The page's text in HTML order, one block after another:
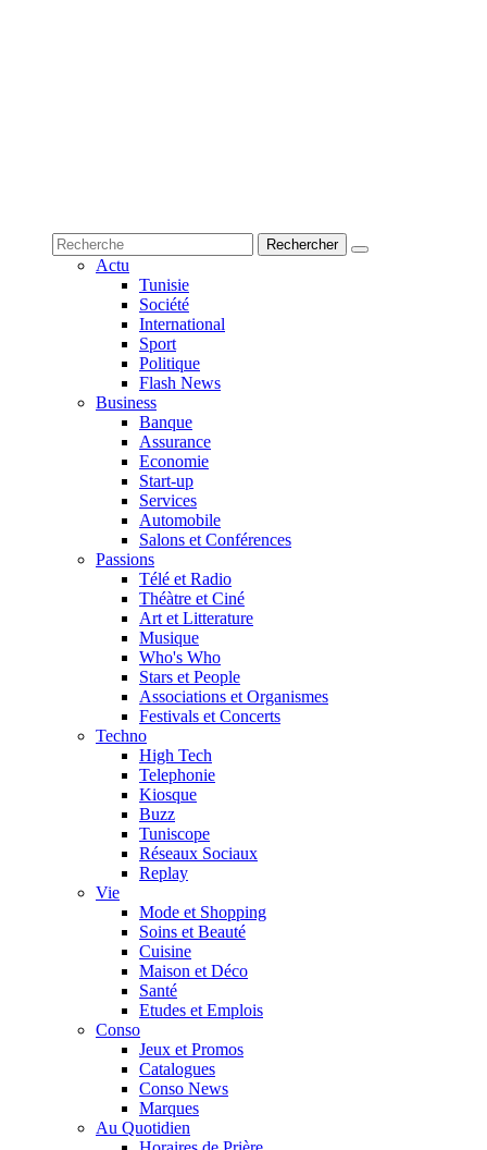
Actu
Tunisie
Société
International
Sport
Politique
Flash News
Business
Banque
Assurance
Economie
Start-up
Services
Automobile
Salons et Conférences
Passions
Télé et Radio
Théàtre et Ciné
Art et Litterature
Musique
Who's Who
Stars et People
Associations et Organismes
Festivals et Concerts
Techno
High Tech
Telephonie
Kiosque
Buzz
Tuniscope
Réseaux Sociaux
Replay
Vie
Mode et Shopping
Soins et Beauté
Cuisine
Maison et Déco
Santé
Etudes et Emplois
Conso
Jeux et Promos
Catalogues
Conso News
Marques
Au Quotidien